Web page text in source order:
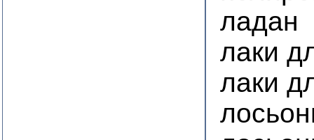
ладан
лаки
лаки